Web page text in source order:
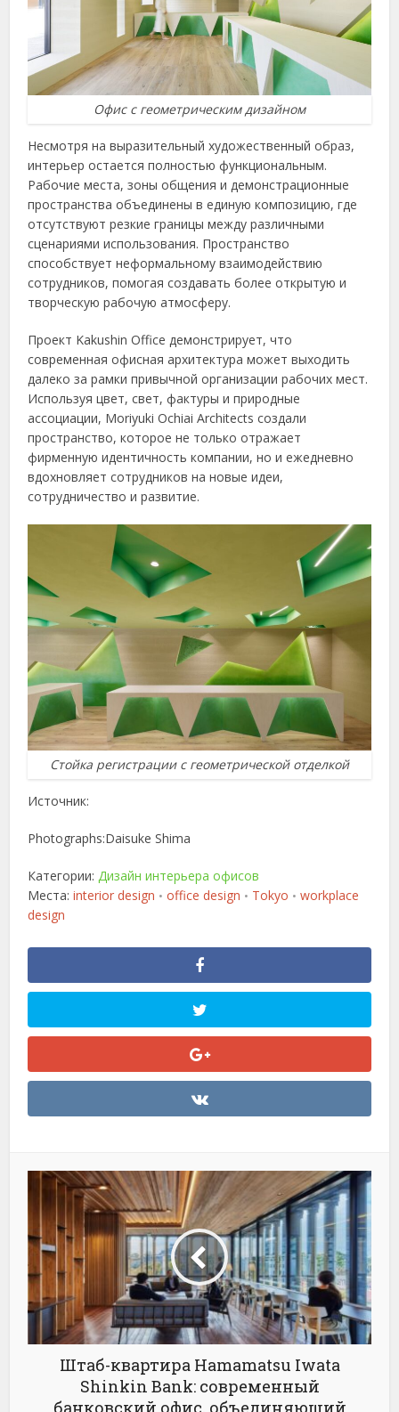
Офис с геометрическим дизайном
Несмотря на выразительный художественный образ,
интерьер остается полностью функциональным.
Рабочие места, зоны общения и демонстрационные
пространства объединены в единую композицию, где
отсутствуют резкие границы между различными
сценариями использования. Пространство
способствует неформальному взаимодействию
сотрудников, помогая создавать более открытую и
творческую рабочую атмосферу.
Проект Kakushin Office демонстрирует, что
современная офисная архитектура может выходить
далеко за рамки привычной организации рабочих мест.
Используя цвет, свет, фактуры и природные
ассоциации, Moriyuki Ochiai Architects создали
пространство, которое не только отражает
фирменную идентичность компании, но и ежедневно
вдохновляет сотрудников на новые идеи,
сотрудничество и развитие.
Стойка регистрации с геометрической отделкой
Источник:
Photographs:Daisuke Shima
Категории:Дизайн интерьера офисов
Места:interior design • office design • Tokyo • workplace
design
Штаб-квартира Hamamatsu Iwata
Shinkin Bank: современный
банковский офис, объединяющий